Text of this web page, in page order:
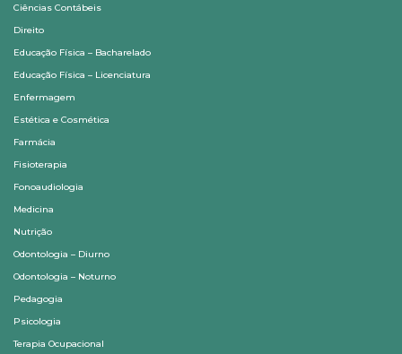
Ciências Contábeis
Direito
Educação Física – Bacharelado
Educação Física – Licenciatura
Enfermagem
Estética e Cosmética
Farmácia
Fisioterapia
Fonoaudiologia
Medicina
Nutrição
Odontologia – Diurno
Odontologia – Noturno
Pedagogia
Psicologia
Terapia Ocupacional